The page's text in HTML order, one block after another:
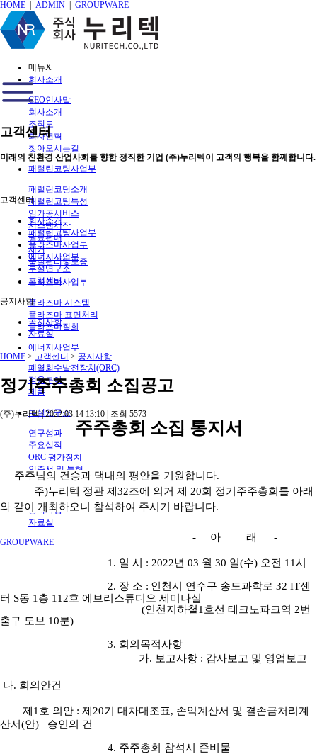
HOME ADMIN GROUPWARE
메뉴X
회사소개
CEO인사말
회사소개
조직도
회사연혁
찾아오시는길
패럴린코팅사업부
패럴린코팅소개
패럴린코팅특성
임가공서비스
시스템제작
원료판매
제거
품질관리및보증
플라즈마사업부
플라즈마 시스템
플라즈마 표면처리
플라즈마질화
에너지사업부
폐열회수발전장치(ORC)
적용분야
제품
부설연구소
연구성과
주요실적
ORC 평가장치
인증서 및 특허
고객센터
공지사항
자료실
GROUPWARE
고객센터
미래의 친환경 산업사회를 향한 정직한 기업 (주)누리텍이 고객의 행복을 함께합니다.
고객센터
회사소개
패럴린코팅사업부
플라즈마사업부
에너지사업부
부설연구소
고객센터
공지사항
공지사항
자료실
HOME > 고객센터 > 공지사항
정기주주총회 소집공고
(주)누리텍 |2022.03.14 13:10 조회 5573
주주총회 소집 통지서
주주님의 건승과 댁내의 평안을 기원합니다.
주)누리텍 정관 제 32조에 의거 제 20회 정기주주총회를 아래
와 같이 개최 하오니 참석하여 주시기 바랍니다.
- 아 래 -
1. 일 시 : 2022년 03 월 30 일(수) 오전 11시
2. 장 소 : 인천시 연수구 송도과학로 32 IT센
터 S동 1 층 112호 에브리스튜디오 세미나실
(인천지하철1 호선 테크노파크역 2번
출구 도보 10분)
3. 회의목적사항
가. 보고사항 : 감사보고 및 영업보고
나. 회의안건
제 1 호 의안 : 제 20기 대차대조표, 손익계산서 및 결손금처리계
산서(안) 승인의 건
4. 주주총회 참석시 준비물